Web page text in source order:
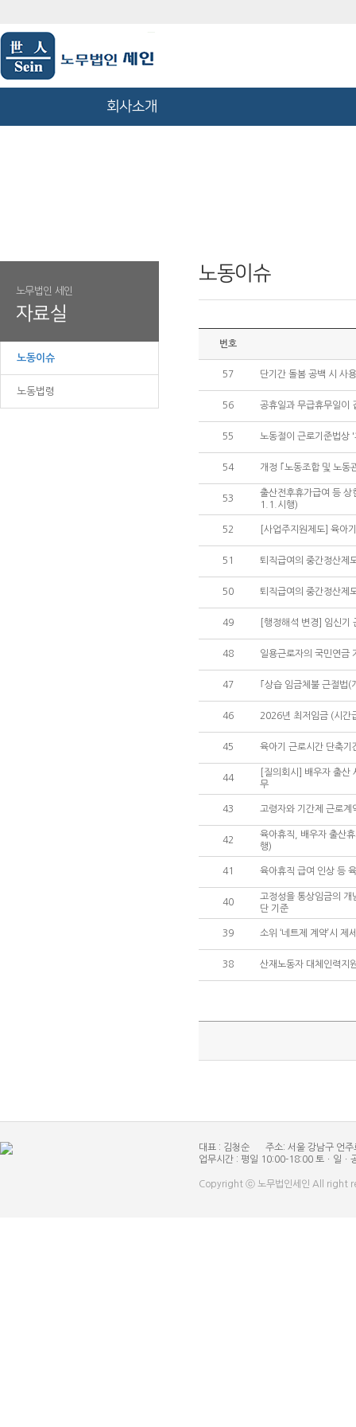
회사소개
노무법인 세인
자료실
노동이슈
노동법령
노동이슈
번호
57 단기간 돌봄 공백 시 사
56 공휴일과 무급휴무일이
55 노동절이 근로기준법상
54 개정 ｢노동조합 및 노
53
출산전후휴가급여 등
1.1.시행)
52 [사업주지원제도] 육
51 퇴직급여의 중간정산제
50 퇴직급여의 중간정산제
49 [행정해석 변경] 임신기
48 일용근로자의 국민연
47 ｢상습 임금체불 근절
46 2026년 최저임금 (시간
45 육아기 근로시간 단축기
44
[질의회시] 배우자 출산
무
43 고령자와 기간제 근로계
42
육아휴직, 배우자 출산
행)
41 육아휴직 급여 인상 등
40
고정성을 통상임금의 개
단 기준
39 소위 ‘네트제 계약’시 제
38 산재노동자 대체인력지
대표 : 김청순
주소: 서울 강남구 언
업무시간 : 평일 10:00-18:00 토ㆍ일
Copyright ⓒ 노무법인세인 All right